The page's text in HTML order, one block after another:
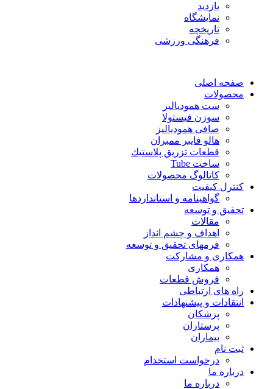
بازدید
نمایشگاه
تاريخچه
فرهنگی ورزشی
صفحه اصلی
محصولات
ست همودیالیز
سوزن فیستولا
صافی همودیالیز
هالو فایبر ممبران
قطعات تزريق پلاستيك
ساخت Tube
کاتالوگ محصولات
کنترل کیفیت
گواهينامه و استانداردها
تحقيق و توسعه
مقالات
اهداف و چشم انداز
فرمهای تحقیق و توسعه
همکاری و مشارکت
همکاری
فروش قطعات
راه های ارتباطی
انتقادات و پيشنهادات
پزشكان
پرستاران
بيماران
ثبت نام
درخواست استخدام
درباره ما
درباره ما